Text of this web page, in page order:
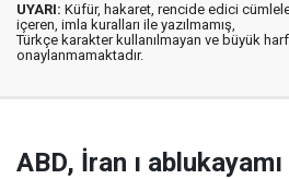
UYARI: Küfür, hakaret, rencide edici
içeren, imla kuralları ile yazılmamış,
Türkçe karakter kullanılmayan ve büyük
onaylanmamaktadır.
ABD, İran ı ablukayamı